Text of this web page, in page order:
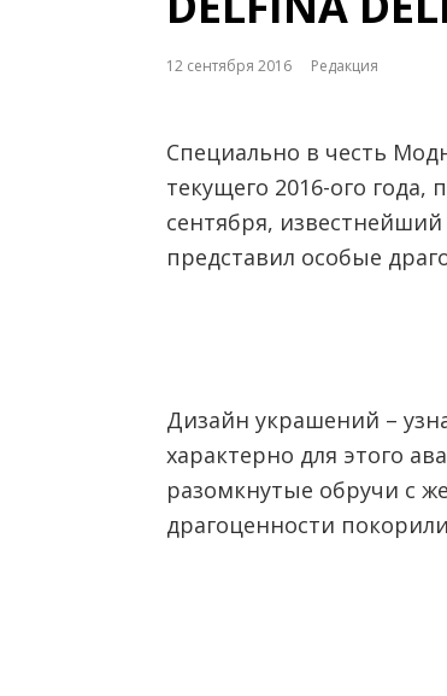
12 сентября 2016 Редакция
Специально в честь
текущего 2016-ого года,
сентября,
представил особые
Дизайн украшений –
характерно для этого
разомкнутые обручи с
драгоценности